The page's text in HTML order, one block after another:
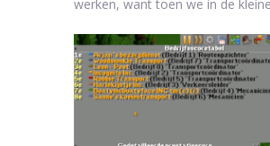
werken, want toen we in de